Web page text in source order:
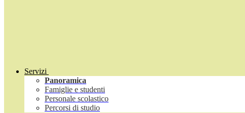
Servizi
Panoramica
Famiglie e studenti
Personale scolastico
Percorsi di studio